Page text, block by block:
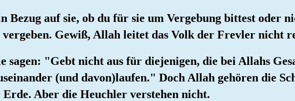
Bezug auf sie, ob du für sie um Vergebung bittest oder
Gewiß, Allah leitet das Volk der Frevler nicht
sagen: "Gebt nicht aus für diejenigen, die bei Allahs
(und davon)laufen." Doch Allah gehören die
Aber die Heuchler verstehen nicht.